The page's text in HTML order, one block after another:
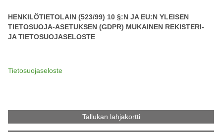
HENKILÖTIETOLAIN (523/99) 10 §:N JA EU:N YLEISEN
TIETOSUOJA-ASETUKSEN (GDPR) MUKAINEN REKISTERI-
JA TIETOSUOJASELOSTE
Tietosuojaseloste
Tallukan lahjakortti